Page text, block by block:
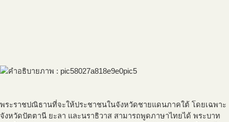
พระราชปณิธานที่จะให้ประชาชนในจังหวัดชายแดนภาคใต้ โดยเฉพาะ
จังหวัดปัตตานี ยะลา และนราธิวาส สามารถพูดภาษาไทยได้ พระบาท